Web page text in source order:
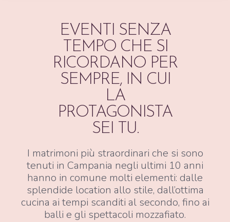
EVENTI SENZA
TEMPO CHE SI
RICORDANO PER
SEMPRE, IN CUI
LA
PROTAGONISTA
SEI TU.
I matrimoni più straordinari che si sono
tenuti in Campania negli ultimi 10 anni
hanno in comune molti elementi: dalle
splendide location allo stile, dall’ottima
cucina ai tempi scanditi al secondo, fino ai
balli e gli spettacoli mozzafiato.